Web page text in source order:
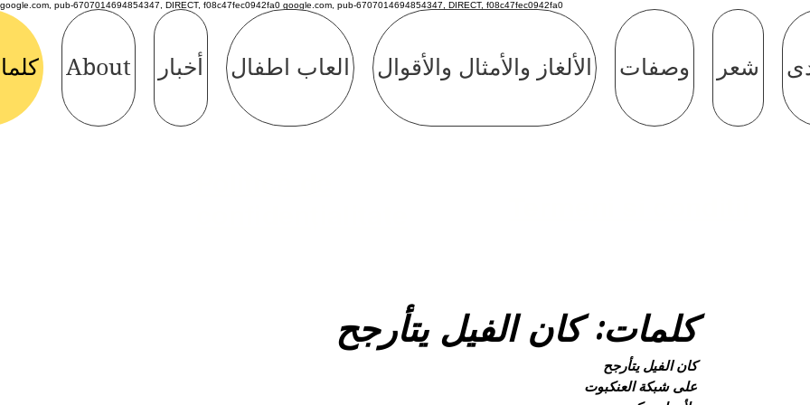
google.com, pub-6707014694854347, DIRECT, f08c47fec0942fa0 google.com, pub-6707014694854347, DIRECT, f08c47fec0942fa0
About أخبار العاب اطفال الألغاز والأمثال والأقوال وصفات شعر
كلمات: كان الفيل يتأرجح
كان الفيل يتأرجح
على شبكة العنكبوت